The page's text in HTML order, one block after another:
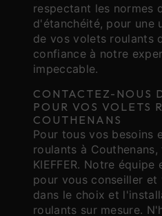
respectant les normes
d'étanchéité, pour une
de vos volets roulants
confiance à notre
impeccable.
CONTACTEZ-NOUS
POUR VOS VOLETS
COUTHENANS
Pour tous vos besoins
roulants à Couthenans,
KIEFFER. Notre
pour vous conseiller et
dans le choix et
roulants sur mesure.